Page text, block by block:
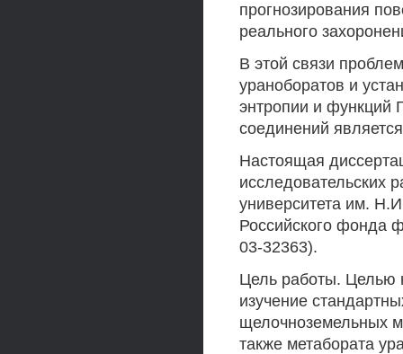
прогнозирования
реального
В этой связи
ураноборатов и
энтропии и функций
соединений
Настоящая
исследовательских
университета им.
Российского фонда
03-32363).
Цель работы. Целью
изучение
щелочноземельных
также метабората